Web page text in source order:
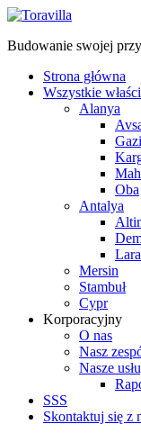
Budowanie swojej
Strona główna
Wszystkie
Alanya
Oba
Antalya
Lara
Mersin
Stambuł
Cypr
Korporacyjny
O nas
Nasz
Nasze
SSS
Skontaktuj się z